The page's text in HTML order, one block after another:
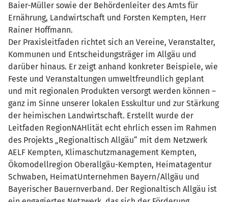
Baier-Müller sowie der Behördenleiter des Amts für
Ernährung, Landwirtschaft und Forsten Kempten, Herr
Rainer Hoffmann.
Der Praxisleitfaden richtet sich an Vereine, Veranstalter,
Kommunen und Entscheidungsträger im Allgäu und
darüber hinaus. Er zeigt anhand konkreter Beispiele, wie
Feste und Veranstaltungen umweltfreundlich geplant
und mit regionalen Produkten versorgt werden können –
ganz im Sinne unserer lokalen Esskultur und zur Stärkung
der heimischen Landwirtschaft. Erstellt wurde der
Leitfaden RegionNAHlität echt ehrlich essen im Rahmen
des Projekts „Regionaltisch Allgäu“ mit dem Netzwerk
AELF Kempten, Klimaschutzmanagement Kempten,
Ökomodellregion Oberallgäu-Kempten, Heimatagentur
Schwaben, HeimatUnternehmen Bayern/Allgäu und
Bayerischer Bauernverband. Der Regionaltisch Allgäu ist